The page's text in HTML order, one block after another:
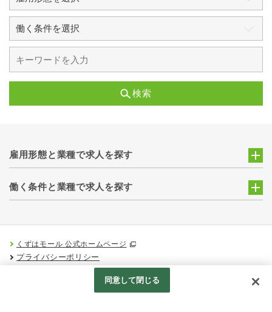
検索
雇用形態と業種で求人を探す
働く条件と業種で求人を探す
くずはモール 公式ホームページ
プライバシーポリシー
Googleアナリティクスの利用について
同意して閉じる